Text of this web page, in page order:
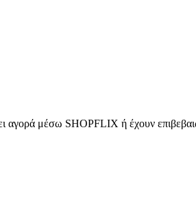
αγορά μέσω SHOPFLIX ή έχουν